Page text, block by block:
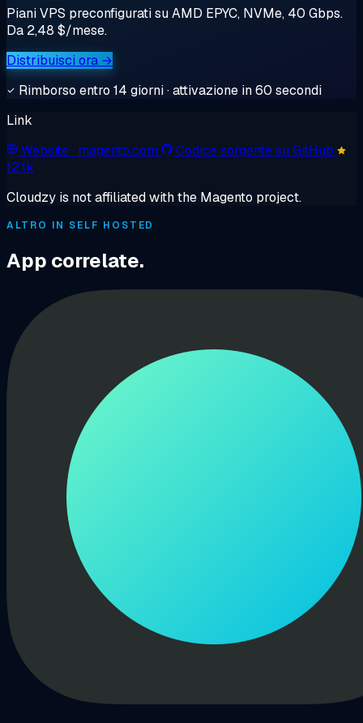
Piani VPS preconfigurati su AMD EPYC, NVMe, 40 Gbps.
Da 2,48 $/mese.
Distribuisci ora →
Rimborso entro 14 giorni · attivazione in 60 secondi
Link
Website· magento.com
Codice sorgente su GitHub
12.1k
Cloudzy is not affiliated with the Magento project.
ALTRO IN SELF HOSTED
App correlate.